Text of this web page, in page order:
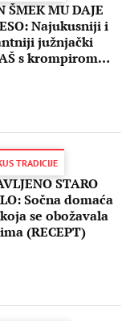
ŠMEK MU DAJE
Najukusniji i
južnjački
s krompirom
TRADICIJE
STARO
Sočna domaća
se obožavala
(RECEPT)